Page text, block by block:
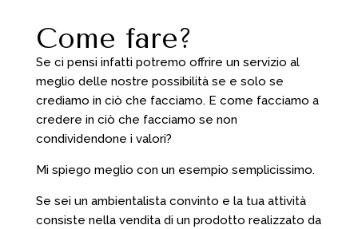
Come fare?
Se ci pensi infatti potremo offrire un servizio al
meglio delle nostre possibilità se e solo se
crediamo in ciò che facciamo. E come facciamo a
credere in ciò che facciamo se non
condividendone i valori?
Mi spiego meglio con un esempio semplicissimo.
Se sei un ambientalista convinto e la tua attività
consiste nella vendita di un prodotto realizzato da